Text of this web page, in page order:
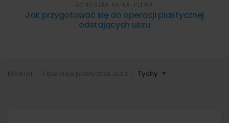
Tychy
Jak przygotować się do operacji plastycznej
odstających uszu
AGNIESZKA KAPKA-PLEWA